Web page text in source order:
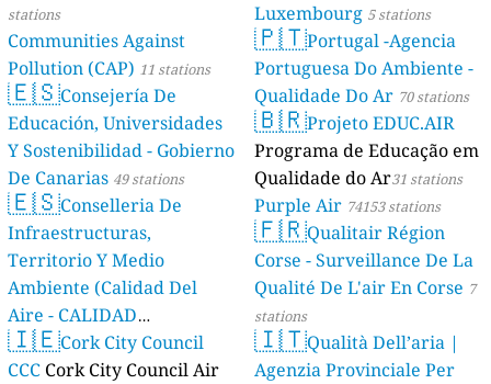
stations
Communities Against
Pollution (CAP) 11 stations
🇪🇸Consejería De
Educación, Universidades
Y Sostenibilidad - Gobierno
De Canarias 49 stations
🇪🇸Conselleria De
Infraestructuras,
Territorio Y Medio
Ambiente (Calidad Del
Aire - CALIDAD
AMBIENTAL) 23 stations
🇮🇪Cork City Council
CCC Cork City Council Air
Luxembourg 5 stations
🇵🇹Portugal -Agencia
Portuguesa Do Ambiente -
Qualidade Do Ar 70 stations
🇧🇷Projeto EDUC.AIR
Programa de Educação em
Qualidade do Ar31 stations
Purple Air 74153 stations
🇫🇷Qualitair Région
Corse - Surveillance De La
Qualité De L'air En Corse 7
stations
🇮🇹Qualità Dell’aria |
Agenzia Provinciale Per